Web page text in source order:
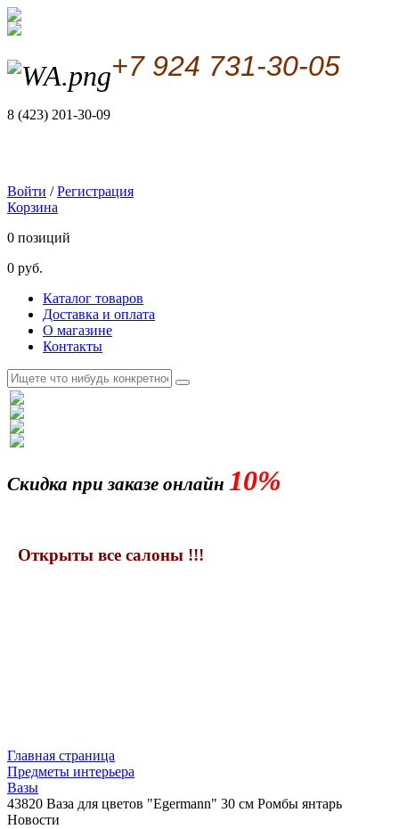
+7 924 731-30-05
8 (423) 201-30-09
Войти /Регистрация
Корзина
0 позиций
0 руб.
Каталог товаров
Доставка и оплата
О магазине
Контакты
Скидка при заказе онлайн 10%
Открыты все салоны !!!
Главная страница
Предметы интерьера
Вазы
43820 Ваза для цветов "Egermann" 30 см Ромбы янтарь
Новости